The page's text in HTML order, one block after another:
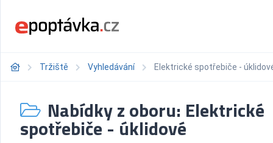
Tržiště Vyhledávání Elektrické spotřebiče -
Nabídky z oboru: Elektrické
spotřebiče - úklidové